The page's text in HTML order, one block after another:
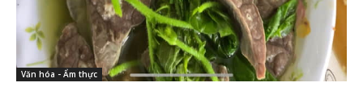
Văn hóa - Ẩm thực